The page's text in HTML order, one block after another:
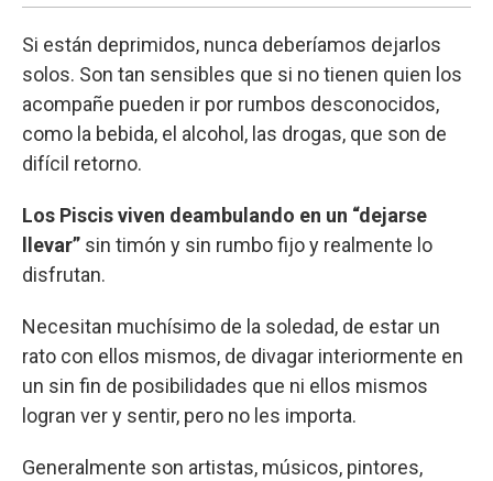
Si están deprimidos, nunca deberíamos dejarlos
solos. Son tan sensibles que si no tienen quien los
acompañe pueden ir por rumbos desconocidos,
como la bebida, el alcohol, las drogas, que son de
difícil retorno.
Los Piscis viven deambulando en un “dejarse
llevar” sin timón y sin rumbo fijo y realmente lo
disfrutan.
Necesitan muchísimo de la soledad, de estar un
rato con ellos mismos, de divagar interiormente en
un sin fin de posibilidades que ni ellos mismos
logran ver y sentir, pero no les importa.
Generalmente son artistas, músicos, pintores,